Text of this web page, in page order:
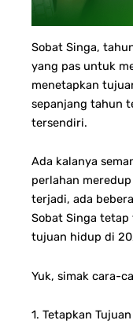
Sobat Singa,
yang pas untuk
menetapkan
sepanjang tahun
tersendiri.
Ada kalanya
perlahan
terjadi, ada
Sobat Singa
tujuan hidup di
Yuk, simak cara-
1. Tetapkan